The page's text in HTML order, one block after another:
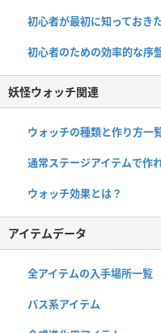
初心者が最初に知っておき
初心者のための効率的な序
妖怪ウォッチ関連
ウォッチの種類と作り方一
通常ステージアイテムで作
ウォッチ効果とは？
アイテムデータ
全アイテムの入手場所一覧
パス系アイテム